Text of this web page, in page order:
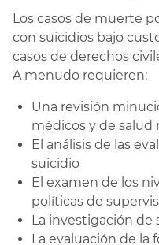
Los casos de muerte
con suicidios bajo
casos de derechos
A menudo requieren:
Una revisión
médicos y de salud
El análisis de las
suicidio
El examen de los
políticas de
La investigación de
La evaluación de la